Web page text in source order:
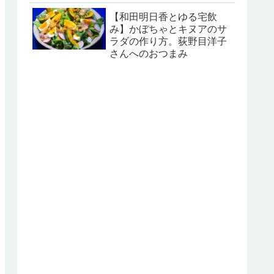
【和田明日香とゆる宅飲
み】かぼちゃとキヌアのサ
ラダの作り方。荻野目洋子
さんへのおつまみ